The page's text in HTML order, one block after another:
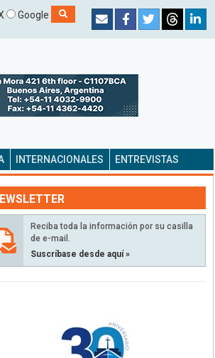
Google
INTERNACIONALES ENTREVISTAS
Reciba toda la información por su casilla
de e-mail.
Suscríbase desde aquí »